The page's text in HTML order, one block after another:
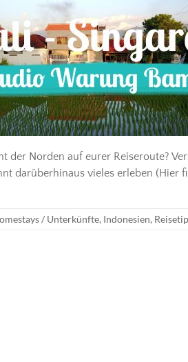
der Norden auf eurer Reiseroute?
darüberhinaus vieles erleben (Hier
/ Unterkünfte, Indonesien,